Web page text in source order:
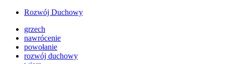
Rozwój Duchowy
grzech
nawrócenie
powołanie
rozwój duchowy